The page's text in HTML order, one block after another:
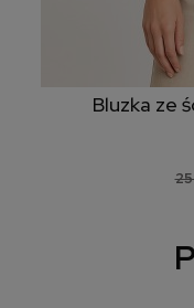
Bluzka ze